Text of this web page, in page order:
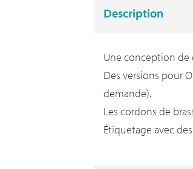
Description
Une conception de
Des versions pour
demande).
Les cordons de
Étiquetage avec